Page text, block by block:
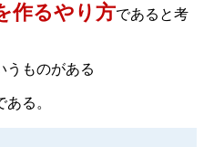
作るやり方であると考
うものがある
る。